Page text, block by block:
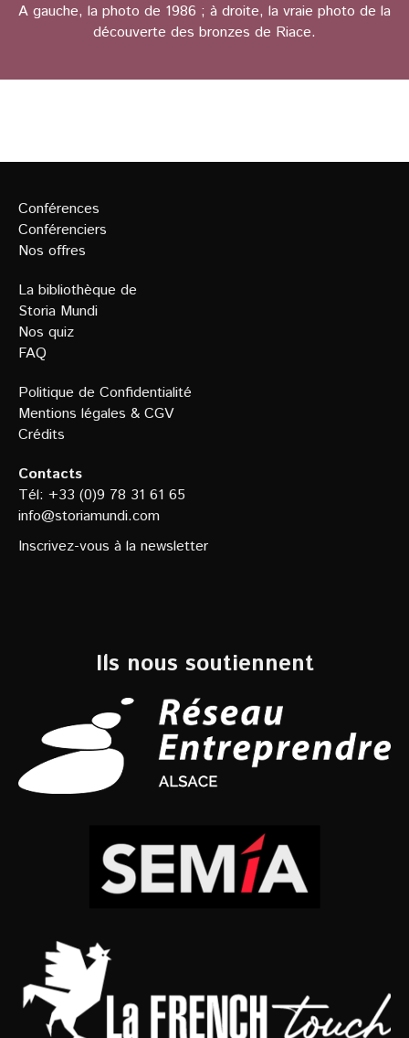
A gauche, la photo de 1986 ; à droite, la vraie photo de la
découverte des bronzes de Riace.
Conférences
Conférenciers
Nos offres
La bibliothèque de
Storia Mundi
Nos quiz
FAQ
Politique de Confidentialité
Mentions légales & CGV
Crédits
Contacts
Tél: +33 (0)9 78 31 61 65
info@storiamundi.com
Inscrivez-vous à la newsletter
Ils nous soutiennent